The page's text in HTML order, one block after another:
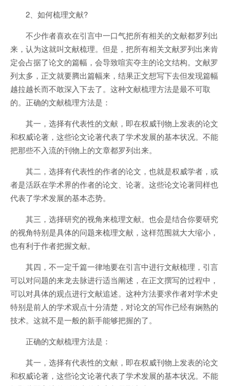
2、如何梳理文献?
不少作者喜欢在引言中一口气把所有相关的文献都罗列出
来，认为这就叫文献梳理。但是，把所有相关文献罗列出来肯
定会占据了论文的篇幅，会导致喧宾夺主的论文结构。文献罗
列太多，正文就要腾出篇幅来，结果正文想写下去但发现篇幅
越拉越长而不敢深入下去了。这种文献梳理方法是最不可取
的。正确的文献梳理方法是：
其一，选择有代表性的文献，即在权威刊物上发表的论文
和权威论著，这些论文论著代表了学术发展的基本状况。不能
把那些不入流的刊物上的文章都罗列出来。
其二，选择有代表性的作者的论文，也就是权威学者，或
者是活跃在学术界的作者的论文、论著。这些论文论著同样也
代表了学术发展的基本态势。
其三，选择研究的视角来梳理文献。也会是结合你要研究
的视角特别是具体的问题来梳理文献，这样范围就大大缩小，
也有利于作者把握文献。
其四，不一定千篇一律地要在引言中进行文献梳理，引言
可以对问题的来龙去脉进行适当阐述，在正文撰写的过程中，
可以对具体的观点进行文献追述。这种方法要求作者对学术史
特别是前人的学术观点十分清楚，对论文的写作已经有娴熟的
技术。这就不是一般的新手能够把握的了。
正确的文献梳理方法是：
其一，选择有代表性的文献，即在权威刊物上发表的论文
和权威论著，这些论文论著代表了学术发展的基本状况。不能